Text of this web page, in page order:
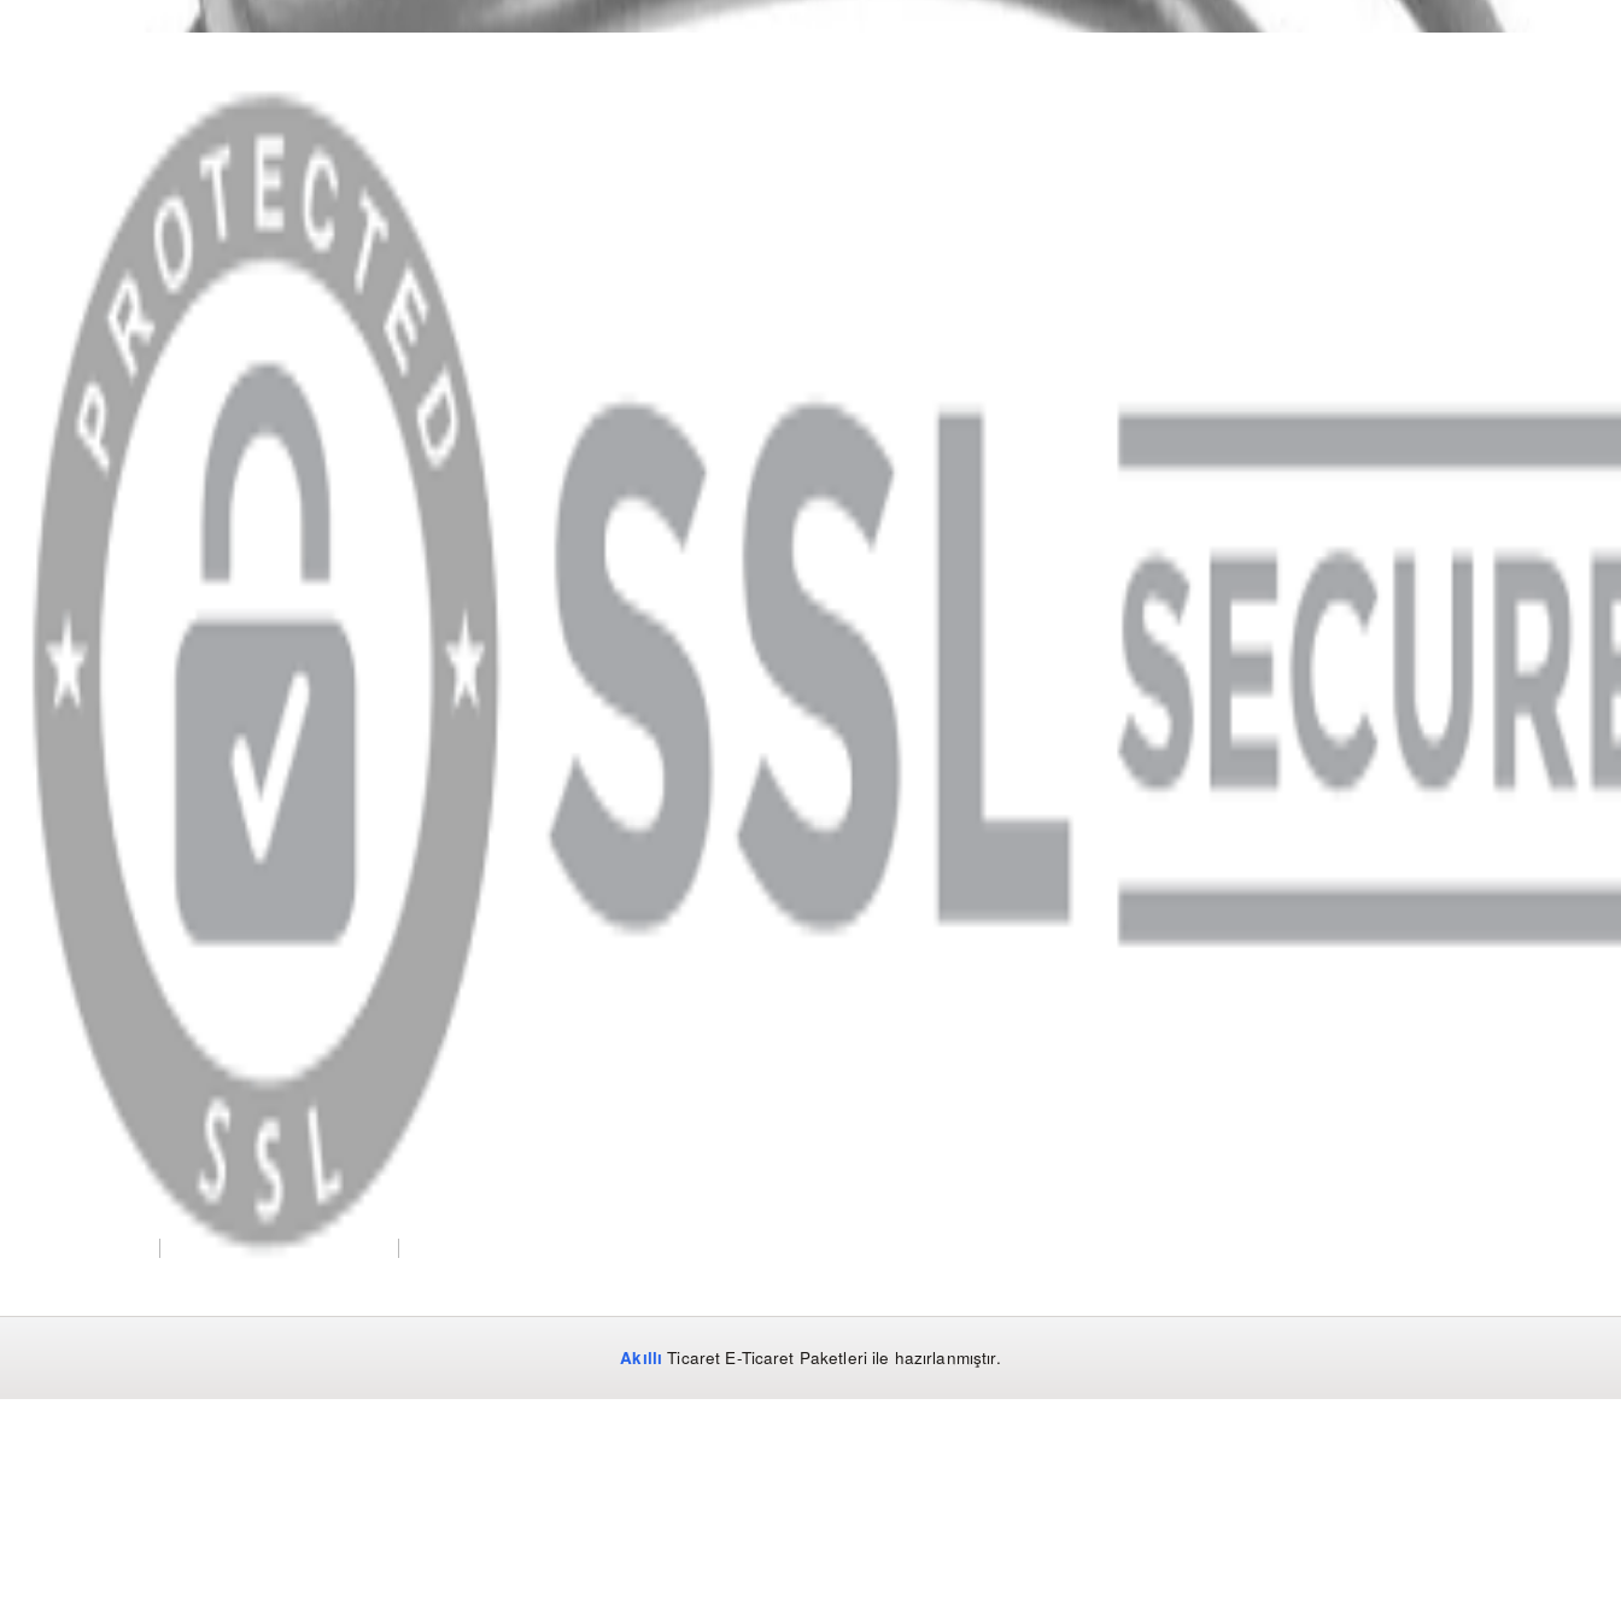
Anasayfa
Hakkımızda
Blog
MÜŞTERİ HİZMETLERİ
Hesabım
Sipariş Sorgulama
Banka Hesap Bilgileri
YARDIM VE DESTEK
Ödeme ve Teslimat Şartları
Garanti ve İade Şartları
info@dukkanhifi.com0850 441 40 44
0850 441 40 44
Pazartesi - Cuma 09:30 - 19:30, Cumartesi 10:00 - 18:00
Facebook Instagram YouTube
Dükkan Hifi. Tüm Hakları Saklıdır
Kullanım Koşulları ve Gizlilik
Akıllı Ticaret E-Ticaret Paketleriile hazırlanmıştır.